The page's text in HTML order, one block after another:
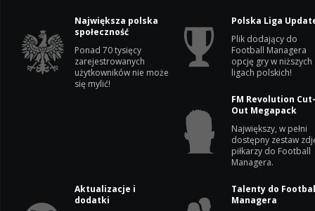
Największa polska
społeczność
Ponad 70 tysięcy
zarejestrowanych
użytkowników nie może
się mylić!
Polska Liga
Plik dodający do
Football Managera
opcję gry w niższych
ligach polskich!
FM Revolution
Out Megapack
Największy, w pełni
dostępny zestaw
piłkarzy do Football
Managera.
Aktualizacje i
dodatki
Talenty do
Managera